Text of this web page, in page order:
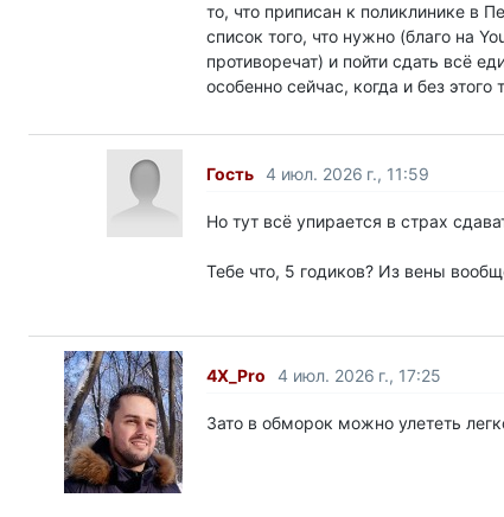
то, что приписан к поликлинике в
список того, что нужно (благо на
противоречат) и пойти сдать всё
особенно сейчас, когда и без
Гость 4 июл. 2026 г., 11:59
Но тут всё упирается в страх
Тебе что, 5 годиков? Из вены
4X_Pro 4 июл. 2026 г., 17:25
Зато в обморок можно улететь